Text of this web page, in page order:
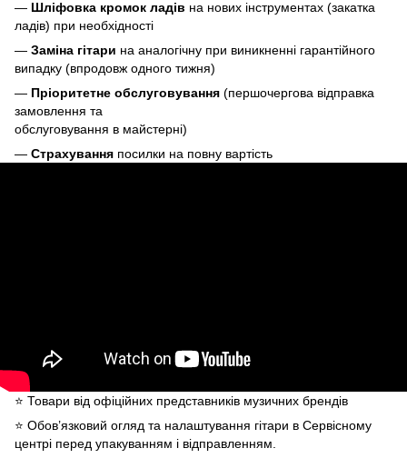
— Шліфовка кромок ладів на нових інструментах (закатка
ладів) при необхідності
— Заміна гітари на аналогічну при виникненні гарантійного
випадку (впродовж одного тижня)
— Пріоритетне обслуговування (першочергова відправка
замовлення та
обслуговування в майстерні)
— Страхування посилки на повну вартість
⭐️ Товари від офіційних представників музичних брендів
⭐️ Обов’язковий огляд та налаштування гітари в Сервісному
центрі перед упакуванням і відправленням.